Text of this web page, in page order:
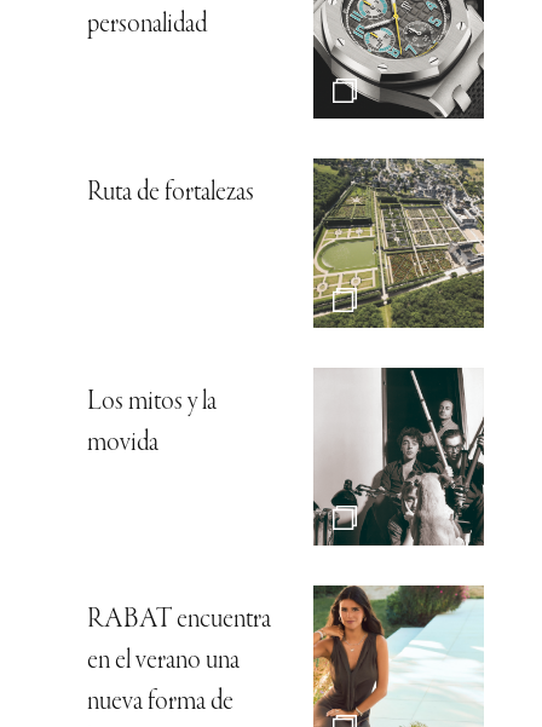
personalidad
Ruta de fortalezas
Los mitos y la
movida
RABAT encuentra
en el verano una
nueva forma de